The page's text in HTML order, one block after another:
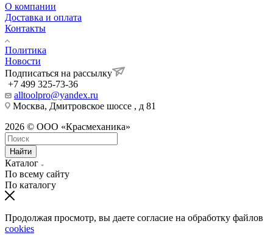
О компании
Доставка и оплата
Контакты
Политика
Новости
Подписаться на рассылку
+7 499 325-73-36
alltoolpro@yandex.ru
Москва, Дмитровское шоссе , д 81
2026 © ООО «Красмеханика»
Найти
Каталог
По всему сайту
По каталогу
Продолжая просмотр, вы даете согласие на обработку файлов
cookies